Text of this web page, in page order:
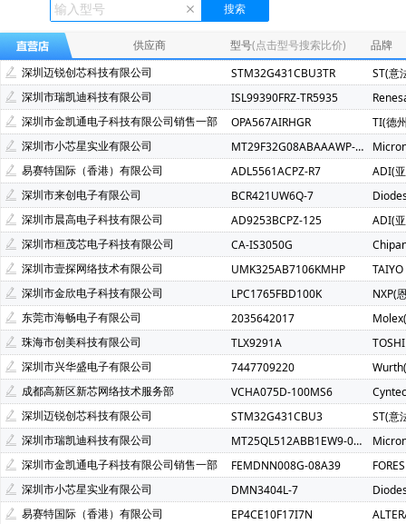
XLSEMI(芯龙)(185)
Renesas(瑞萨)(162)
Mindmotion(灵动微)(72)
JST(日压)(70)
Cyntec(乾坤
Infineon(英飞凌)(49)
Hisilicon(海思)(40)
Cachip(锦锐
SGMICRO(圣邦微)(34)
Cypress(赛普拉斯)(31)
Brightking(台湾君耀)(22)
MotorComm(裕太微)(22)
SILICON LABS(芯科)(20)
RUNIC(润石)(19)
Chiplntelli(
LOWPOWER(微源半导体)(14)
HED(华大电子)(13)
X-
XILINX(赛灵思)(10)
Nuvoton(新唐)(9)
WALTER(华德)(9)
SAMSUNG(三星)(7)
BERYL(绿宝石)(7)
ORIENTAL
YXC(扬兴晶振)(5)
STE(松田)(5)
Geehy(珠海极海)(5)
Wayon(上海维安)(3)
Maxlinear(迈凌)(3)
Qorvo(威讯联
Chinamobile(中移物联网)(3)
BYD(比亚迪)(3)
HDSC(华
fangtek(方泰)(2)
KINETIC(芯凯)(2)
Littelfuse(力特)(2)
TXC(晶技)(2)
e2v technologies(2)
Astrodyne TDI
Joulwatt(杰华特)(2)
SOUTHCHIP(南芯)(2)
CXMT(长鑫
Atmel(爱特梅尔)(1)
Avago(安华高)(1)
BELLING(上海贝
C&K Components(1)
Everest-semi(顺芯)(1)
ESMT(晶
INTEL(英特尔)(1)
IXYS(艾赛斯)(1)
Lattice(莱迪斯)(1)
PULSE ELECTRONICS(1)
Rubycon(红宝石)(1)
U-BLOX(
SOC(赛元微)(1)
Createk Micro(达晶微)(1)
TONTEK(台
供应商 型号(点击型号搜索比价)
品牌
深圳迈锐创芯科技有限公司
STM32G431CBU3TR
ST(意
深圳市瑞凯迪科技有限公司
ISL99390FRZ-TR5935
深圳市金凯通电子科技有限公司销售一部
OPA567AIRHGR
TI(德
深圳市小芯星实业有限公司
MT29F32G08ABAAAWP-ITZ:A
易赛特国际（香港）有限公司
ADL5561ACPZ-R7
ADI(
深圳市来创电子有限公司
BCR421UW6Q-7
深圳市晨高电子科技有限公司
AD9253BCPZ-125
ADI(
深圳市桓茂芯电子科技有限公司
CA-IS3050G
深圳市壹探网络技术有限公司
UMK325AB7106KMHP
深圳市金欣电子科技有限公司
LPC1765FBD100K
NXP(
东莞市海畅电子有限公司
2035642017
珠海市创美科技有限公司
TLX9291A
深圳市兴华盛电子有限公司
7447709220
成都高新区新芯网络技术服务部
VCHA075D-100MS6
深圳迈锐创芯科技有限公司
STM32G431CBU3
ST(意
深圳市瑞凯迪科技有限公司
MT25QL512ABB1EW9-0SIT
深圳市金凯通电子科技有限公司销售一部
FEMDNN008G-08A39
深圳市小芯星实业有限公司
DMN3404L-7
易赛特国际（香港）有限公司
EP4CE10F17I7N